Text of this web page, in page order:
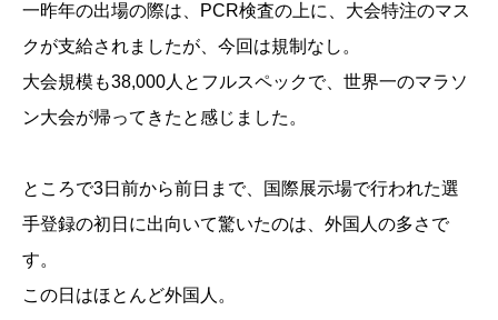
一昨年の出場の際は、PCR検査の上に、大会特注のマス
クが支給されましたが、今回は規制なし。
大会規模も38,000人とフルスペックで、世界一のマラソ
ン大会が帰ってきたと感じました。
ところで3日前から前日まで、国際展示場で行われた選
手登録の初日に出向いて驚いたのは、外国人の多さで
す。
この日はほとんど外国人。